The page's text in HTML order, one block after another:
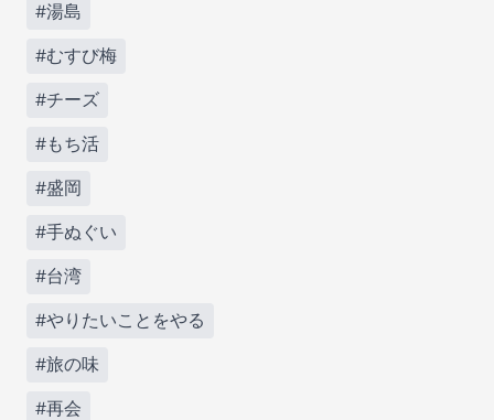
#湯島
#むすび梅
#チーズ
#もち活
#盛岡
#手ぬぐい
#台湾
#やりたいことをやる
#旅の味
#再会